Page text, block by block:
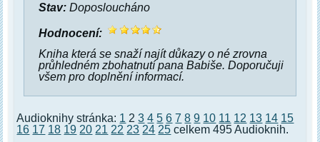
Stav: Doposloucháno
Hodnocení:
Kniha která se snaží najít důkazy o né zrovna
průhledném zbohatnutí pana Babiše. Doporučuji
všem pro doplnění informací.
Audioknihy stránka: 1 23 4 5 6 7 8 9 10 11 12 13 14 15
16 17 18 19 20 21 22 23 24 25 celkem 495 Audioknih.